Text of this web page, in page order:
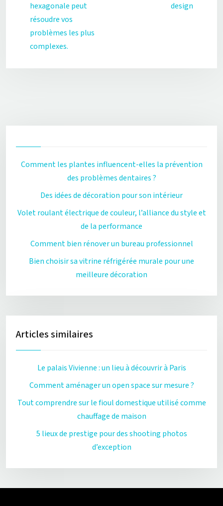
hexagonale peut
résoudre vos
problèmes les plus
complexes.
design
Comment les plantes influencent-elles la prévention
des problèmes dentaires ?
Des idées de décoration pour son intérieur
Volet roulant électrique de couleur, l’alliance du style et
de la performance
Comment bien rénover un bureau professionnel
Bien choisir sa vitrine réfrigérée murale pour une
meilleure décoration
Articles similaires
Le palais Vivienne : un lieu à découvrir à Paris
Comment aménager un open space sur mesure ?
Tout comprendre sur le fioul domestique utilisé comme
chauffage de maison
5 lieux de prestige pour des shooting photos
d’exception